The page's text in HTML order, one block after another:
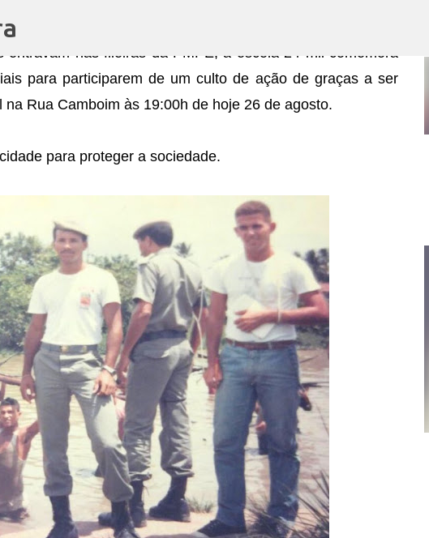
DE PE SERÁ ANTECIPADO, VEJA A DATA.
entravam nas fileiras da PMPE, a escola 24 mil comemora
para participarem de um culto de ação de graças a ser
Rua Camboim às 19:00h de hoje 26 de agosto.
para proteger a sociedade.